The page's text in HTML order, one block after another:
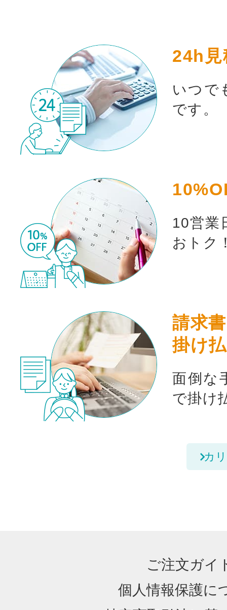
24h見
いつで
です。
10営業
おトク
請求
掛け
面倒な
で掛け
カ
ご注文ガイ
個人情報保護に